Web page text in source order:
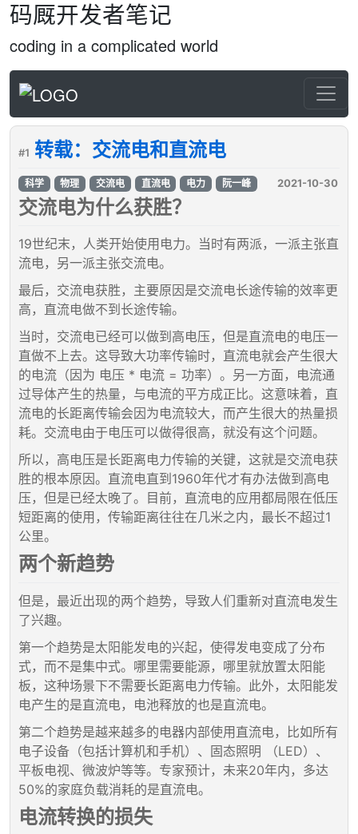
码厩开发者笔记
coding in a complicated world
#1 转载：交流电和直流电
科学 物理 交流电 直流电 电力 阮一峰 2021-10-30
交流电为什么获胜？
19世纪末，人类开始使用电力。当时有两派，一派主张直
流电，另一派主张交流电。
最后，交流电获胜，主要原因是交流电长途传输的效率更
高，直流电做不到长途传输。
当时，交流电已经可以做到高电压，但是直流电的电压一
直做不上去。这导致大功率传输时，直流电就会产生很大
的电流（因为 电压 * 电流 = 功率）。另一方面，电流通
过导体产生的热量，与电流的平方成正比。这意味着，直
流电的长距离传输会因为电流较大，而产生很大的热量损
耗。交流电由于电压可以做得很高，就没有这个问题。
所以，高电压是长距离电力传输的关键，这就是交流电获
胜的根本原因。直流电直到1960年代才有办法做到高电
压，但是已经太晚了。目前，直流电的应用都局限在低压
短距离的使用，传输距离往往在几米之内，最长不超过1
公里。
两个新趋势
但是，最近出现的两个趋势，导致人们重新对直流电发生
了兴趣。
第一个趋势是太阳能发电的兴起，使得发电变成了分布
式，而不是集中式。哪里需要能源，哪里就放置太阳能
板，这种场景下不需要长距离电力传输。此外，太阳能发
电产生的是直流电，电池释放的也是直流电。
第二个趋势是越来越多的电器内部使用直流电，比如所有
电子设备（包括计算机和手机）、固态照明 （LED）、
平板电视、微波炉等等。专家预计，未来20年内，多达
50%的家庭负载消耗的是直流电。
电流转换的损失